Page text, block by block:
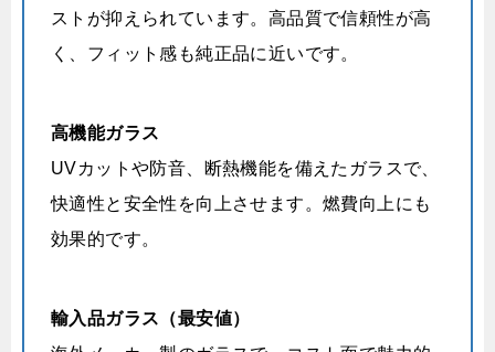
ストが抑えられています。高品質で信頼性が高
く、フィット感も純正品に近いです。
高機能ガラス
UVカットや防音、断熱機能を備えたガラスで、
快適性と安全性を向上させます。燃費向上にも
効果的です。
輸入品ガラス（最安値）